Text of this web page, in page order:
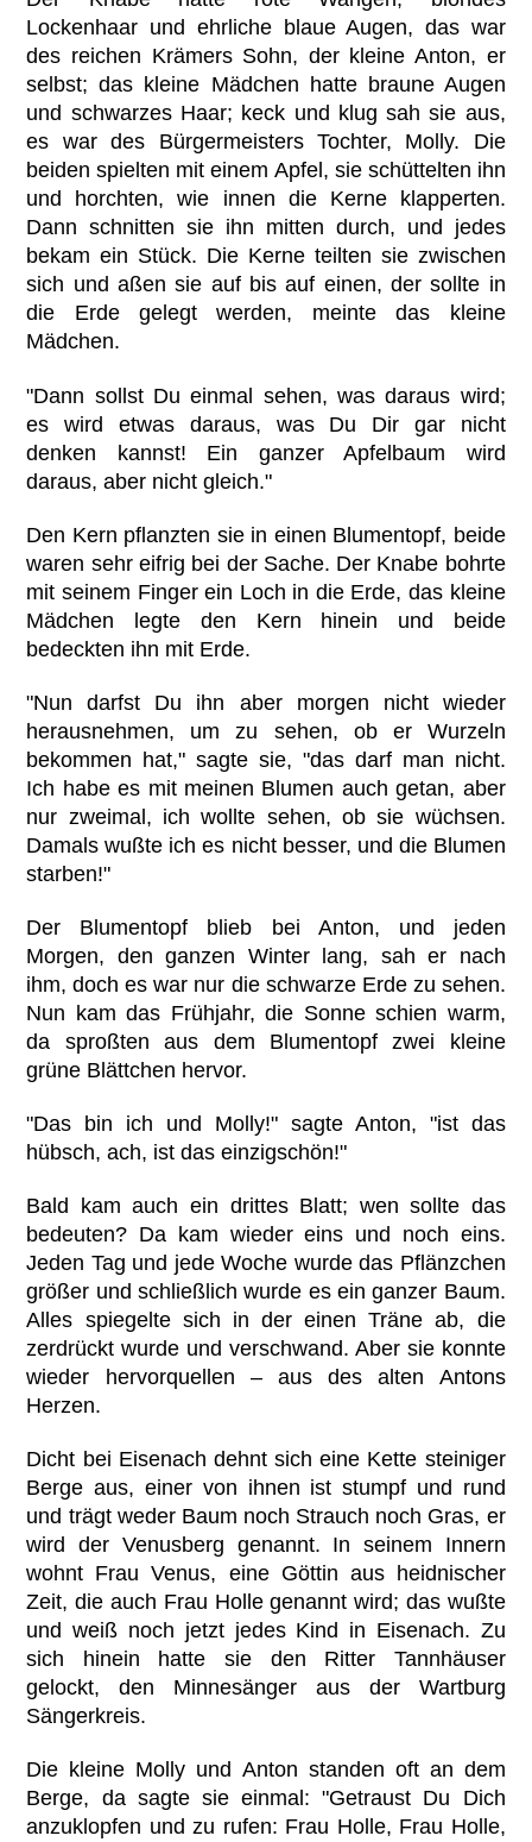
Lockenhaar und ehrliche blaue Augen, das war
des reichen Krämers Sohn, der kleine Anton, er
selbst; das kleine Mädchen hatte braune Augen
und schwarzes Haar; keck und klug sah sie aus,
es war des Bürgermeisters Tochter, Molly. Die
beiden spielten mit einem Apfel, sie schüttelten ihn
und horchten, wie innen die Kerne klapperten.
Dann schnitten sie ihn mitten durch, und jedes
bekam ein Stück. Die Kerne teilten sie zwischen
sich und aßen sie auf bis auf einen, der sollte in
die Erde gelegt werden, meinte das kleine
Mädchen.
"Dann sollst Du einmal sehen, was daraus wird;
es wird etwas daraus, was Du Dir gar nicht
denken kannst! Ein ganzer Apfelbaum wird
daraus, aber nicht gleich."
Den Kern pflanzten sie in einen Blumentopf, beide
waren sehr eifrig bei der Sache. Der Knabe bohrte
mit seinem Finger ein Loch in die Erde, das kleine
Mädchen legte den Kern hinein und beide
bedeckten ihn mit Erde.
"Nun darfst Du ihn aber morgen nicht wieder
herausnehmen, um zu sehen, ob er Wurzeln
bekommen hat," sagte sie, "das darf man nicht.
Ich habe es mit meinen Blumen auch getan, aber
nur zweimal, ich wollte sehen, ob sie wüchsen.
Damals wußte ich es nicht besser, und die Blumen
starben!"
Der Blumentopf blieb bei Anton, und jeden
Morgen, den ganzen Winter lang, sah er nach
ihm, doch es war nur die schwarze Erde zu sehen.
Nun kam das Frühjahr, die Sonne schien warm,
da sproßten aus dem Blumentopf zwei kleine
grüne Blättchen hervor.
"Das bin ich und Molly!" sagte Anton, "ist das
hübsch, ach, ist das einzigschön!"
Bald kam auch ein drittes Blatt; wen sollte das
bedeuten? Da kam wieder eins und noch eins.
Jeden Tag und jede Woche wurde das Pflänzchen
größer und schließlich wurde es ein ganzer Baum.
Alles spiegelte sich in der einen Träne ab, die
zerdrückt wurde und verschwand. Aber sie konnte
wieder hervorquellen – aus des alten Antons
Herzen.
Dicht bei Eisenach dehnt sich eine Kette steiniger
Berge aus, einer von ihnen ist stumpf und rund
und trägt weder Baum noch Strauch noch Gras, er
wird der Venusberg genannt. In seinem Innern
wohnt Frau Venus, eine Göttin aus heidnischer
Zeit, die auch Frau Holle genannt wird; das wußte
und weiß noch jetzt jedes Kind in Eisenach. Zu
sich hinein hatte sie den Ritter Tannhäuser
gelockt, den Minnesänger aus der Wartburg
Sängerkreis.
Die kleine Molly und Anton standen oft an dem
Berge, da sagte sie einmal: "Getraust Du Dich
anzuklopfen und zu rufen: Frau Holle, Frau Holle,